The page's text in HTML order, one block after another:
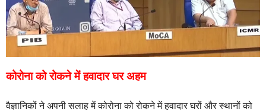
कोरोना को रोकने में हवादार घर अहम
वैज्ञानिकों ने अपनी सलाह में कोरोना को रोकने में हवादार घरों और स्थानों को